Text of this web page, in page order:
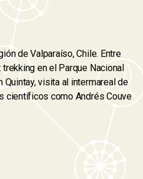
de Valparaíso, Chile. Entre
en el Parque Nacional
Quintay, visita al intermareal de
científicos como Andrés Couve